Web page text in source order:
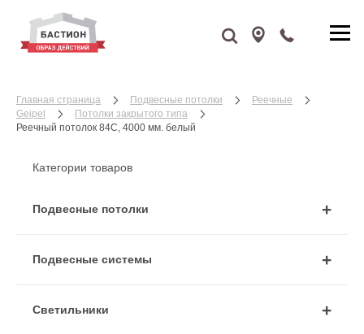
Главная страница Подвесные потолки
Реечные
Geipel
Потолки закрытого типа
Реечный потолок 84С, 4000 мм. белый
Категории товаров
Подвесные потолки
Подвесные системы
Cветильники